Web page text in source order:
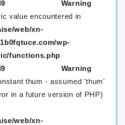
Warning
value encountered in
web/xn-
wp-
functions.php
Warning
thum - assumed 'thum'
in a future version of PHP)
web/xn-